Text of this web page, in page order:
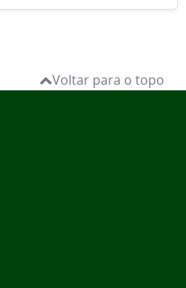
Voltar para o topo